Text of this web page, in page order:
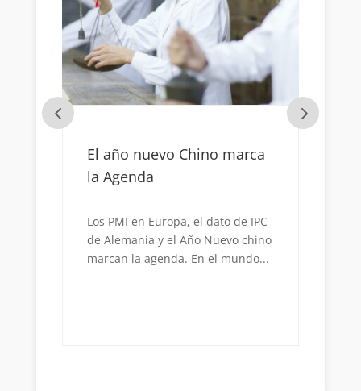
El año nuevo Chino marca
la Agenda
Los PMI en Europa, el dato de IPC
de Alemania y el Año Nuevo chino
marcan la agenda. En el mundo...